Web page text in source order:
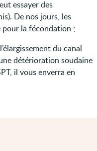
essayer des
De nos jours, les
la fécondation ;
du canal
détérioration soudaine
il vous enverra en